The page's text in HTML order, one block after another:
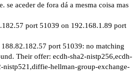
se aceder de fora dá a mesma coisa mas
port 51039 on 192.168.1.89 port
port 51039: no matching
Their offer: ecdh-sha2-nistp256,ecdh-
nistp521,diffie-hellman-group-exchange-